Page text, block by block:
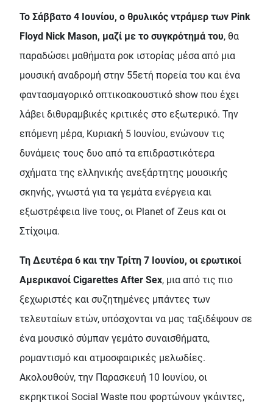
Το Σάββατο 4 Ιουνίου, o θρυλικός ντράμερ των Pink
Floyd Nick Mason, μαζί με το συγκρότημά του, θα
παραδώσει μαθήματα ροκ ιστορίας μέσα από μια
μουσική αναδρομή στην 55ετή πορεία του και ένα
φαντασμαγορικό οπτικοακουστικό show που έχει
λάβει διθυραμβικές κριτικές στο εξωτερικό. Την
επόμενη μέρα, Κυριακή 5 Ιουνίου, ενώνουν τις
δυνάμεις τους δυο από τα επιδραστικότερα
σχήματα της ελληνικής ανεξάρτητης μουσικής
σκηνής, γνωστά για τα γεμάτα ενέργεια και
εξωστρέφεια live τους, οι Planet of Zeus και οι
Στίχοιμα.
Τη Δευτέρα 6 και την Τρίτη 7 Ιουνίου, oι ερωτικοί
Αμερικανοί Cigarettes After Sex, μια από τις πιο
ξεχωριστές και συζητημένες μπάντες των
τελευταίων ετών, υπόσχονται να μας ταξιδέψουν σε
ένα μουσικό σύμπαν γεμάτο συναισθήματα,
ρομαντισμό και ατμοσφαιρικές μελωδίες.
Ακολουθούν, την Παρασκευή 10 Ιουνίου, οι
εκρηκτικοί Social Waste που φορτώνουν γκάιντες,